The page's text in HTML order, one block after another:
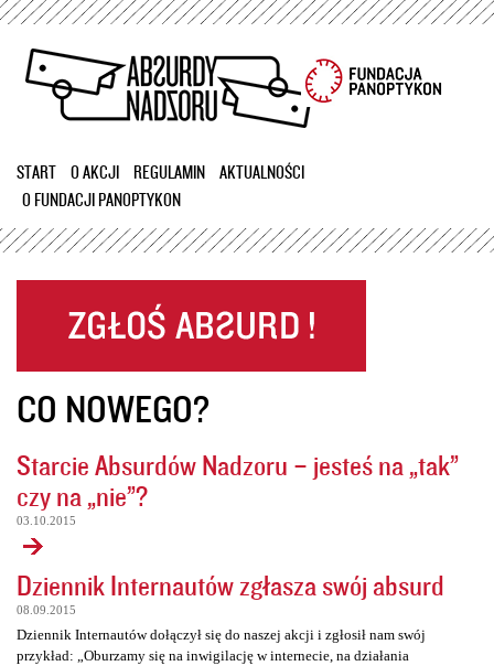
Przejdź
treści
START O AKCJI REGULAMIN
AKTUALNOŚCI
O FUNDACJI PANOPTYKON
CO NOWEGO?
Starcie Absurdów Nadzoru – jesteś na „tak”
czy na „nie”?
03.10.2015
Dziennik Internautów zgłasza swój absurd
08.09.2015
Dziennik Internautów dołączył się do naszej akcji i zgłosił nam swój
przykład: „Oburzamy się na inwigilację w internecie, na działania